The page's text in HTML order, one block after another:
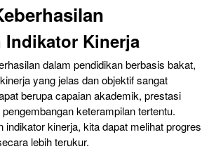
Indikator Kinerja
dalam pendidikan berbasis bakat,
yang jelas dan objektif sangat
berupa capaian akademik, prestasi
keterampilan tertentu.
indikator kinerja, kita dapat melihat progres
lebih terukur.